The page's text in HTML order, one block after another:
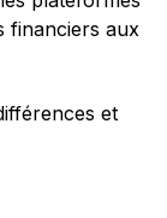
financiers aux
et